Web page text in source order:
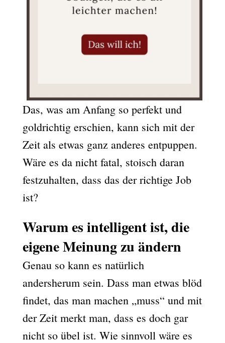
Das, was am Anfang so perfekt und
goldrichtig erschien, kann sich mit der
Zeit als etwas ganz anderes entpuppen.
Wäre es da nicht fatal, stoisch daran
festzuhalten, dass das der richtige Job
ist?
Warum es intelligent ist, die
eigene Meinung zu ändern
Genau so kann es natürlich
andersherum sein. Dass man etwas blöd
findet, das man machen „muss“ und mit
der Zeit merkt man, dass es doch gar
nicht so übel ist. Wie sinnvoll wäre es